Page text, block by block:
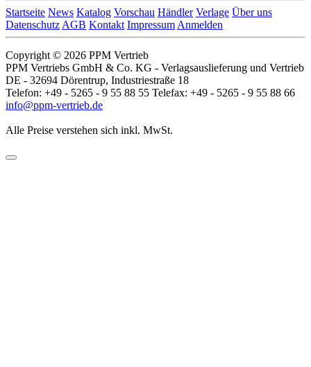
Startseite News Katalog Vorschau Händler Verlage Über uns
Datenschutz AGB Kontakt Impressum Anmelden
Copyright © 2026 PPM Vertrieb
PPM Vertriebs GmbH & Co. KG - Verlagsauslieferung und Vertrieb
DE - 32694 Dörentrup, Industriestraße 18
Telefon: +49 - 5265 - 9 55 88 55 Telefax: +49 - 5265 - 9 55 88 66
info@ppm-vertrieb.de
Alle Preise verstehen sich inkl. MwSt.